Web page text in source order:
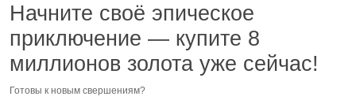
Начните своё эпическое
приключение — купите 8
миллионов золота уже сейчас!
Готовы к новым свершениям?